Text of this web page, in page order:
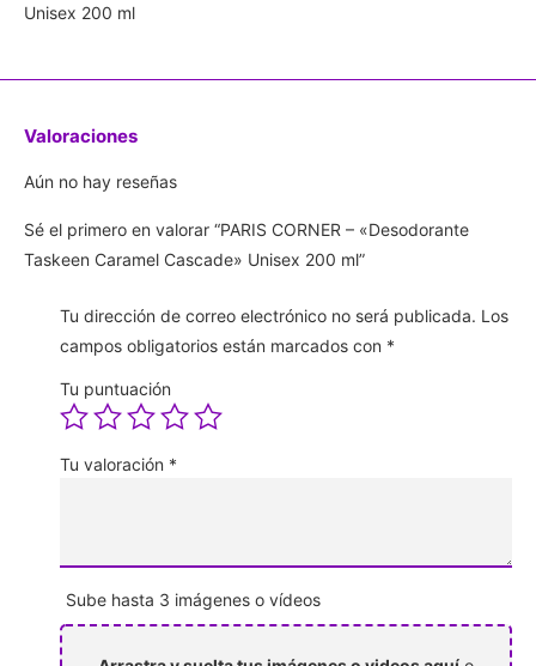
Unisex 200 ml
Valoraciones
Aún no hay reseñas
Sé el primero en valorar “PARIS CORNER – «Desodorante
Taskeen Caramel Cascade» Unisex 200 ml”
Tu dirección de correo electrónico no será publicada. Los
campos obligatorios están marcados con *
Tu puntuación
Tu valoración *
Sube hasta 3 imágenes o vídeos